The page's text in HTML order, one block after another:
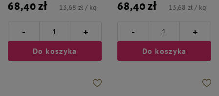
68,40 zł 13,68 zł / kg
- +
Do koszyka
68,40 zł 13,68 zł / kg
- +
Do koszyka